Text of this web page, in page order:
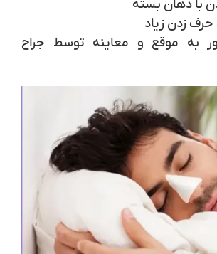
با دهان بسته
زدن زیاد
به موقع و معاینه توسط جراح